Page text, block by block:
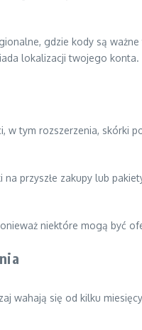
gdzie kody są
lokalizacji twojego konta.
tym rozszerzenia, skórki
przyszłe zakupy lub
niektóre mogą być
wahają się od kilku